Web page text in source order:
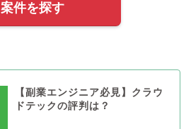
案件を探す
【副業エンジニア必見】クラウ
ドテックの評判は？